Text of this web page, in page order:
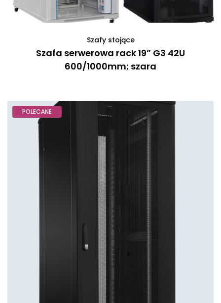
Szafy stojące
Szafa serwerowa rack 19” G3 42U
600/1000mm; szara
POLECANE